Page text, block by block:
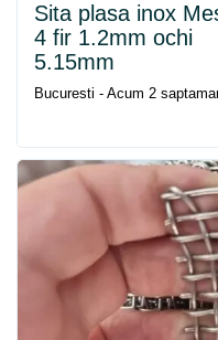
Sita plasa inox
4 fir 1.2mm ochi
5.15mm
Bucuresti - Acum 2